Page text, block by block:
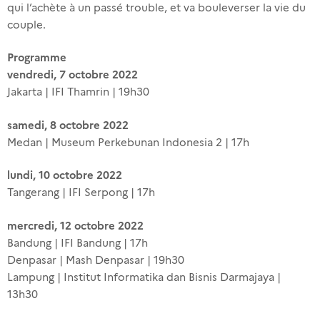
qui l’achète à un passé trouble, et va bouleverser la vie du
couple.
Programme
vendredi, 7 octobre 2022
Jakarta | IFI Thamrin | 19h30
samedi, 8 octobre 2022
Medan | Museum Perkebunan Indonesia 2 | 17h
lundi, 10 octobre 2022
Tangerang | IFI Serpong | 17h
mercredi, 12 octobre 2022
Bandung | IFI Bandung | 17h
Denpasar | Mash Denpasar | 19h30
Lampung | Institut Informatika dan Bisnis Darmajaya |
13h30